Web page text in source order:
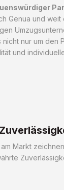
Genua und weit
nur um den
und
Markt